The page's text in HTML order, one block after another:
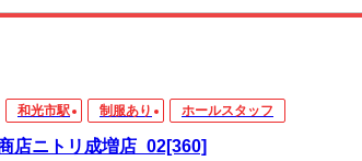
和光市駅 制服あり ホールスタッフ
店ニトリ成増店_02[360]